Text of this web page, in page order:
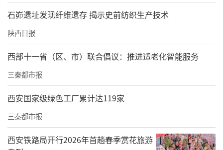
石峁遗址发现纤维遗存 揭示史前纺织生产技术
陕西日报
西部十一省（区、市）联合倡议：推进适老化智能服务
三秦都市报
西安国家级绿色工厂累计达119家
三秦都市报
西安铁路局开行2026年首趟春季赏花旅游